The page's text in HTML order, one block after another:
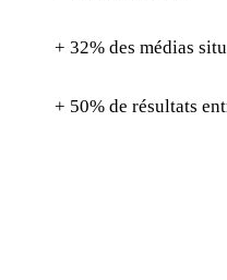
+ 32% des médias
+ 50% de résultats